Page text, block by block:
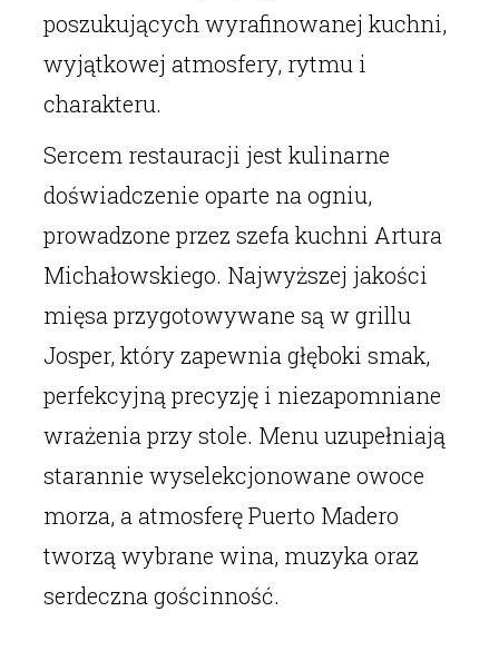
poszukujących wyrafinowanej kuchni,
wyjątkowej atmosfery, rytmu i
charakteru.
Sercem restauracji jest kulinarne
doświadczenie oparte na ogniu,
prowadzone przez szefa kuchni Artura
Michałowskiego. Najwyższej jakości
mięsa przygotowywane są w grillu
Josper, który zapewnia głęboki smak,
perfekcyjną precyzję i niezapomniane
wrażenia przy stole. Menu uzupełniają
starannie wyselekcjonowane owoce
morza, a atmosferę Puerto Madero
tworzą wybrane wina, muzyka oraz
serdeczna gościnność.